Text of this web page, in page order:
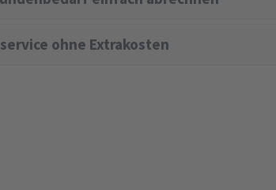
ohne Extrakosten